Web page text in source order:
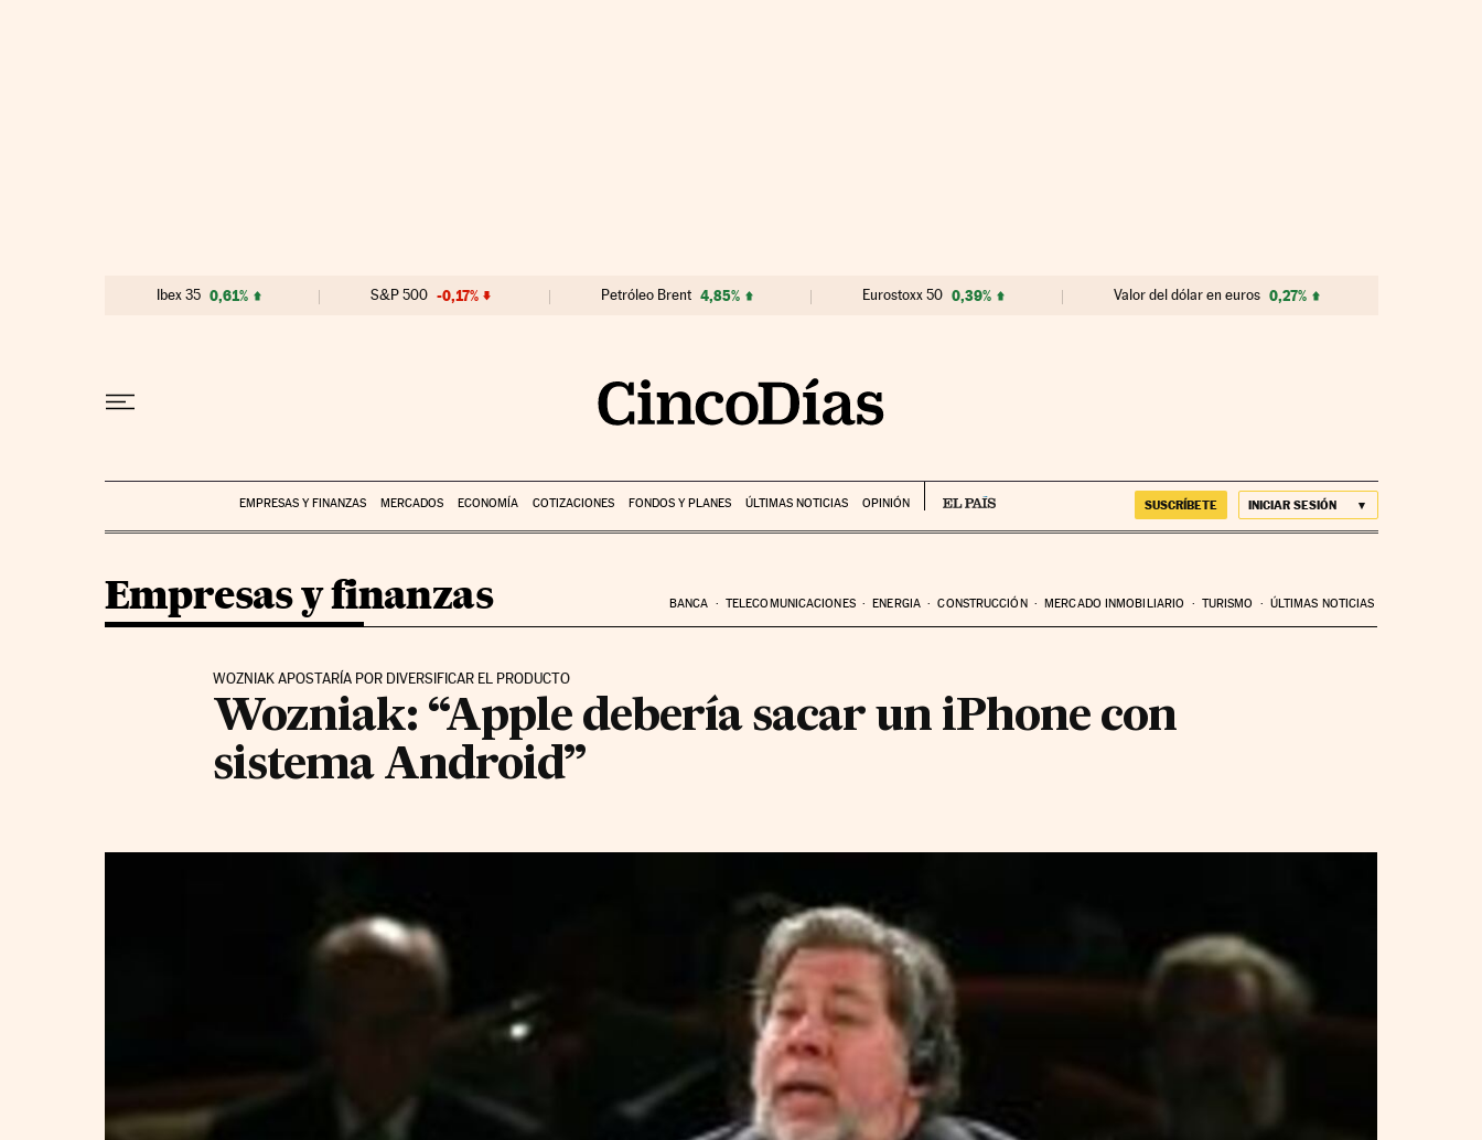
Ibex 35 0,61% S&P 500 -0,17% Petróleo Brent 4,85% Eurostoxx 50 0,39% Valor del dólar en euros 0,27%
EMPRESAS Y FINANZAS MERCADOS ECONOMÍA COTIZACIONES FONDOS Y PLANES ÚLTIMAS NOTICIAS OPINIÓN SUSCRÍBETE INICIAR SESIÓN
Empresas y finanzas BANCA TELECOMUNICACIONES ENERGIA CONSTRUCCIÓN MERCADO INMOBILIARIO TURISMO ÚLTIMAS NOTICIAS
WOZNIAK APOSTARÍA POR DIVERSIFICAR EL PRODUCTO
Wozniak: “Apple debería sacar un iPhone con
sistema Android”